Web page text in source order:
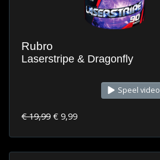
Rubro
Laserstripe & Dragonfly
Speel video
€ 19,99 € 9,99